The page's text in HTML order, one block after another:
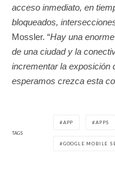
acceso inmediato, en
bloqueados,
Mossler. “Hay una
de una ciudad y la
incrementar la exposición
esperamos crezca esta
TAGS
APP APPS
GOOGLE MOBILE